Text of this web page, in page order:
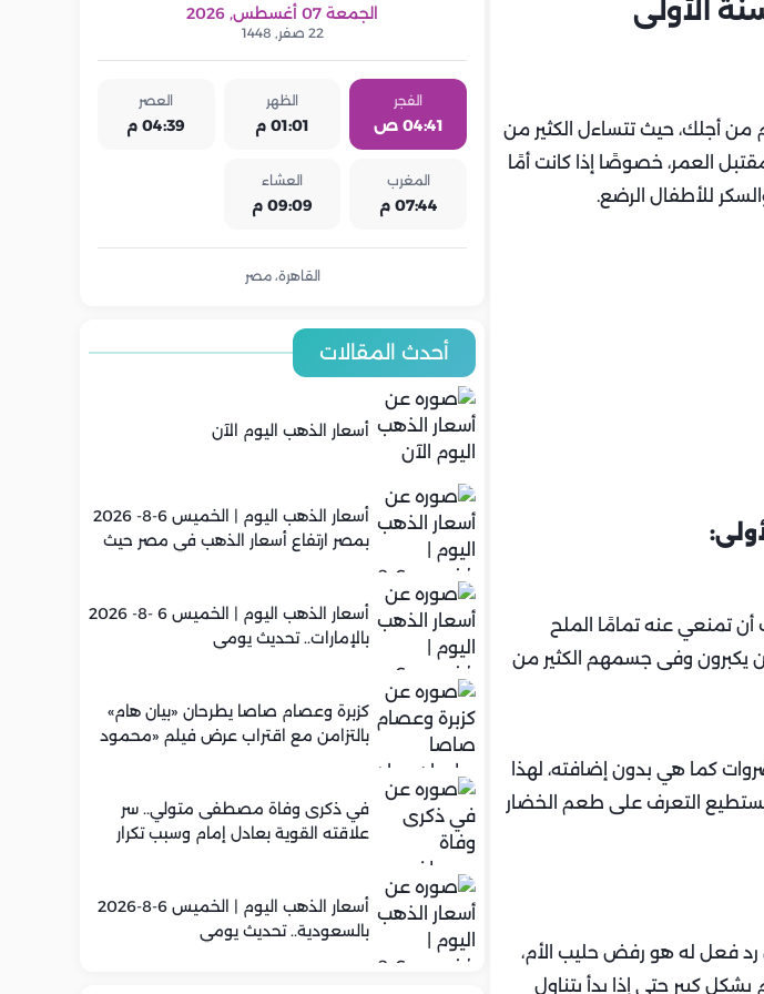
من أجلك، حيث تتساءل الكثير من
العمر، خصوصًا إذا كانت أمًا
للأطفال الرضع.
تمنعي عنه تمامًا الملح
يكبرون وفى جسمهم الكثير من
كما هي بدون إضافته، لهذا
التعرف على طعم الخضار
فعل له هو رفض حليب الأم،
بشكل كبير حتى إذا بدأ بتناول
الجمعة 07 أغسطس, 2026
22 صفر, 1448
الفجر
04:41 ص
الظهر
01:01 م
العصر
04:39 م
المغرب
07:44 م
العشاء
09:09 م
القاهرة، مصر
أحدث المقالات
أسعار الذهب اليوم الآن
أسعار الذهب اليوم | الخميس 6-8- 2026
بمصر ارتفاع أسعار الذهب في مصر حيث
أسعار الذهب اليوم | الخميس 6 -8- 2026
بالإمارات.. تحديث يومي
كزبرة وعصام صاصا يطرحان «بيان هام»
بالتزامن مع اقتراب عرض فيلم «محمود
في ذكرى وفاة مصطفى متولي.. سر
علاقته القوية بعادل إمام وسبب تكرار
أسعار الذهب اليوم | الخميس 6-8-2026
بالسعودية.. تحديث يومي